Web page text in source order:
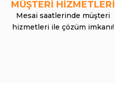
MÜŞTERİ HİZMETLERİ
Mesai saatlerinde müşteri
hizmetleri ile çözüm imkanı!